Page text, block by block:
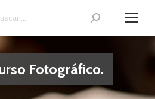
Fotográfico.